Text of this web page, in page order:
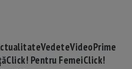
VedeteVideoPrime
Click! Pentru FemeiClick!